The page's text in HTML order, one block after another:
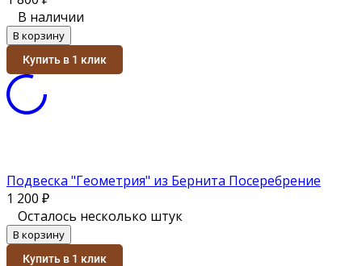
В наличии
В корзину
Купить в 1 клик
Подвеска "Геометрия" из Бернита Посеребрение
1 200 ₽
Осталось несколько штук
В корзину
Купить в 1 клик